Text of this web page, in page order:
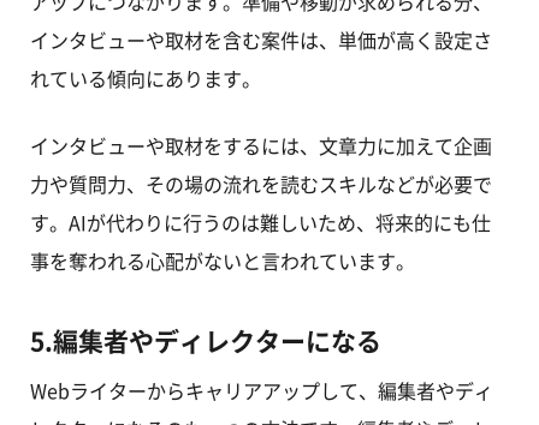
インタビューや取材を含む案件は、単価が高く設定さ
れている傾向にあります。
インタビューや取材をするには、文章力に加えて企画
力や質問力、その場の流れを読むスキルなどが必要で
す。AIが代わりに行うのは難しいため、将来的にも仕
事を奪われる心配がないと言われています。
5.編集者やディレクターになる
Webライターからキャリアアップして、編集者やディ